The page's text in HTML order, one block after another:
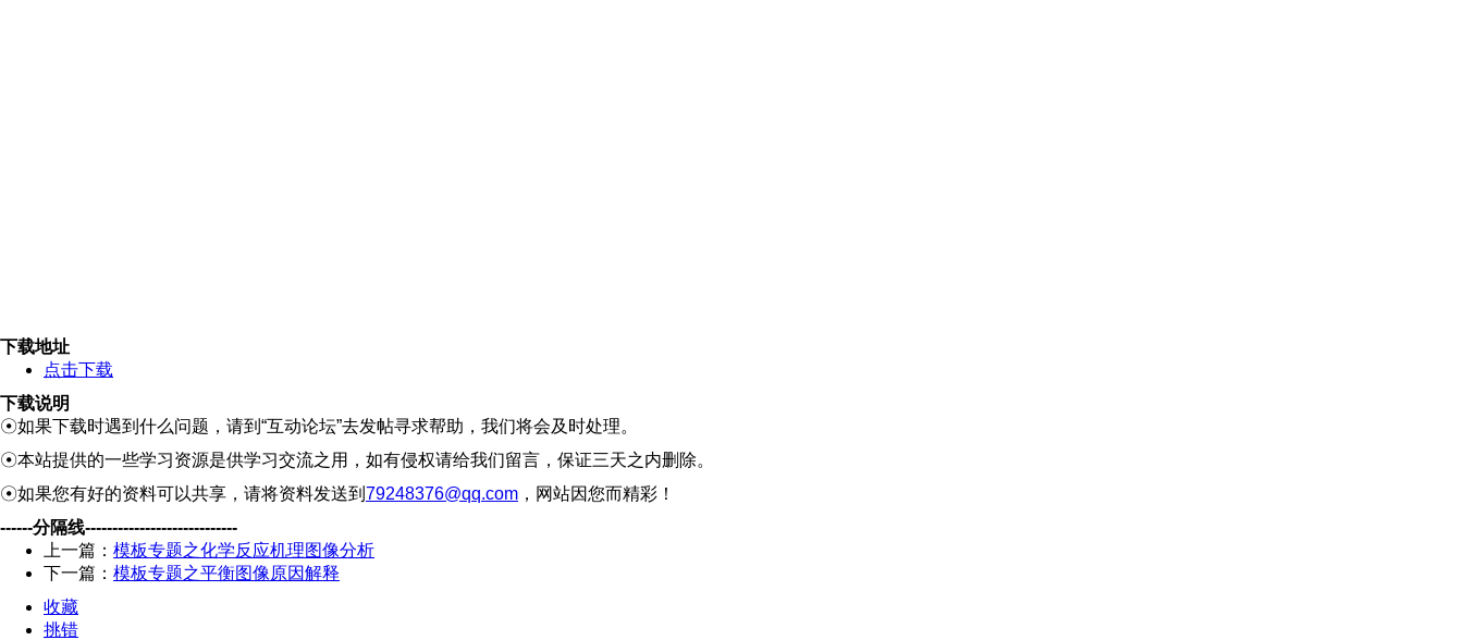
下载地址
点击下载
下载说明
☉如果下载时遇到什么问题，请到“互动论坛”去发帖寻求帮助，我们将会及时处理。
☉本站提供的一些学习资源是供学习交流之用，如有侵权请给我们留言，保证三天之内删除。
☉如果您有好的资料可以共享，请将资料发送到 79248376@qq.com ，网站因您而精彩！
------分隔线----------------------------
上一篇： 模板专题之化学反应机理图像分析
下一篇： 模板专题之平衡图像原因解释
收藏
挑错